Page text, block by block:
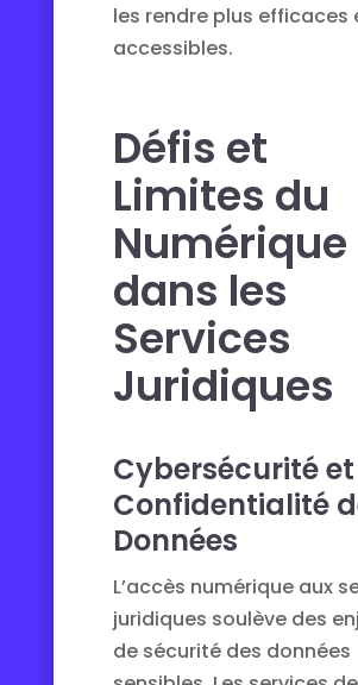
les rendre plus efficaces
accessibles.
Défis et
Limites du
Numérique
dans les
Services
Juridiques
Cybersécurité et
Confidentialité
Données
L’accès numérique aux
juridiques soulève des
de sécurité des données